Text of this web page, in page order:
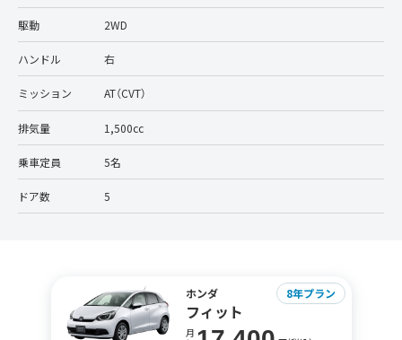
駆動 2WD
ハンドル 右
ミッション AT（CVT）
排気量 1,500cc
乗車定員 5名
ドア数 5
ホンダ
フィット
月
8年プラン